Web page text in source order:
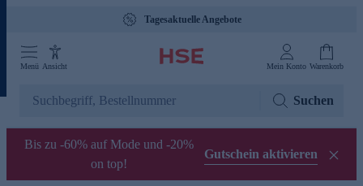
Tagesaktuelle Angebote
Menü Ansicht Mein Konto Warenkorb
Suchen
Bis zu -60% auf Mode und -20%
on top!
Gutschein aktivieren